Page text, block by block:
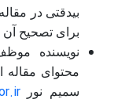
بی‏دقتی در
برای تصحیح آن
نویسنده‌
محتوای مقاله
سمیم نور